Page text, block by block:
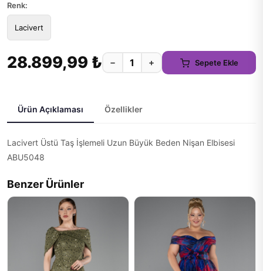
Renk:
Lacivert
28.899,99 ₺ − + Sepete Ekle
Ürün Açıklaması Özellikler
Lacivert Üstü Taş İşlemeli Uzun Büyük Beden Nişan Elbisesi
ABU5048
Benzer Ürünler